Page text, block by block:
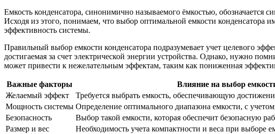
Емкость конденсатора, синонимично называемого ёмкостью, обозначается
Исходя из этого, понимаем, что выбор оптимальной емкости конденсатора
эффективность системы.
Правильный выбор емкости конденсатора подразумевает учет целевого
достигаемая за счет электрической энергии устройства. Однако, нужно
может привести к нежелательным эффектам, таким как пониженная
Важные факторы
Влияние на выбор
Желаемый эффект
Требуется выбрать емкость, обеспечивающую
Мощность системы Определение оптимального диапазона емкости, с
Безопасность
Выбор такой емкости, которая обеспечит безопасную
Размер и вес
Необходимость учета компактности и веса при выборе